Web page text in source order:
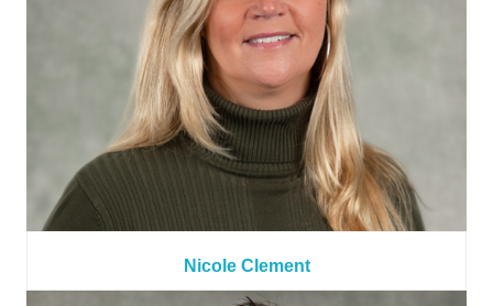
Nicole Clement